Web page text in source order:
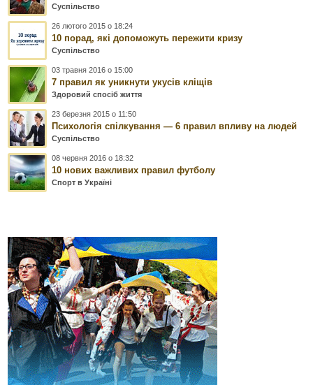
Суспільство
26 лютого 2015 о 18:24
10 порад, які допоможуть пережити кризу
Суспільство
03 травня 2016 о 15:00
7 правил як уникнути укусів кліщів
Здоровий спосіб життя
23 березня 2015 о 11:50
Психологія спілкування — 6 правил впливу на людей
Суспільство
08 червня 2016 о 18:32
10 нових важливих правил футболу
Спорт в Україні